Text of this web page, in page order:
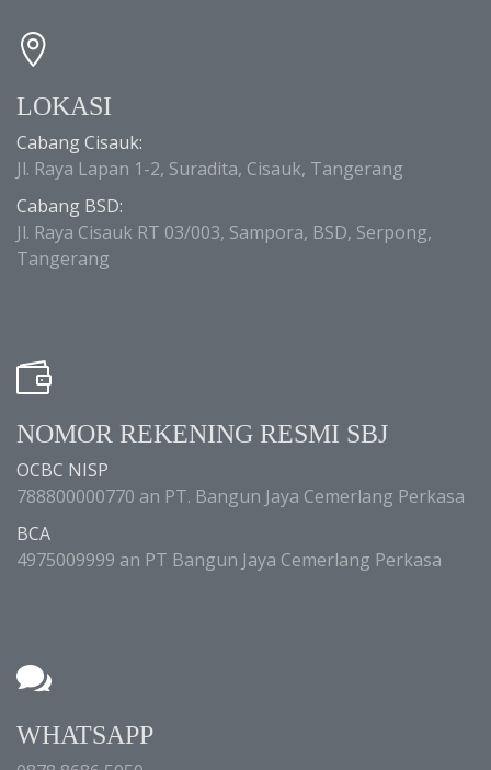
LOKASI
Cabang Cisauk:
Jl. Raya Lapan 1-2, Suradita, Cisauk, Tangerang
Cabang BSD:
Jl. Raya Cisauk RT 03/003, Sampora, BSD, Serpong,
Tangerang
NOMOR REKENING RESMI SBJ
OCBC NISP
788800000770 an PT. Bangun Jaya Cemerlang Perkasa
BCA
4975009999 an PT Bangun Jaya Cemerlang Perkasa
WHATSAPP